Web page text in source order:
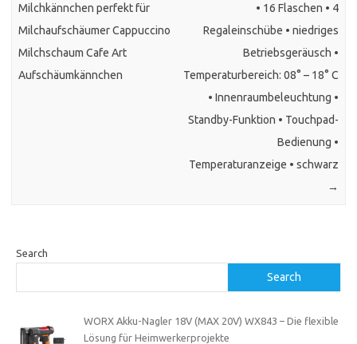
Milchkännchen perfekt für
Milchaufschäumer Cappuccino
Milchschaum Cafe Art
Aufschäumkännchen
• 16 Flaschen • 4
Regaleinschübe • niedriges
Betriebsgeräusch •
Temperaturbereich: 08° – 18° C
• Innenraumbeleuchtung •
Standby-Funktion • Touchpad-
Bedienung •
Temperaturanzeige • schwarz
→
Search
Search
WORX Akku-Nagler 18V (MAX 20V) WX843 – Die flexible
Lösung für Heimwerkerprojekte